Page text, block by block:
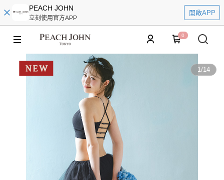
PEACH JOHN
立刻使用官方APP
開啟APP
0
1/14